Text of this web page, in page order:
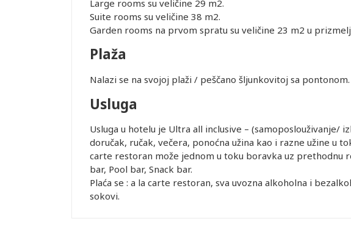
Large rooms su veličine 29 m2.
Suite rooms su veličine 38 m2.
Garden rooms na prvom spratu su veličine 23 m2 u
Plaža
Nalazi se na svojoj plaži / peščano šljunkovitoj sa
Usluga
Usluga u hotelu je Ultra all inclusive – (samoposlouživanje/
doručak, ručak, večera, ponoćna užina kao i razne užine u
carte restoran može jednom u toku boravka uz prethodnu
bar, Pool bar, Snack bar.
Plaća se : a la carte restoran, sva uvozna alkoholna i
sokovi.